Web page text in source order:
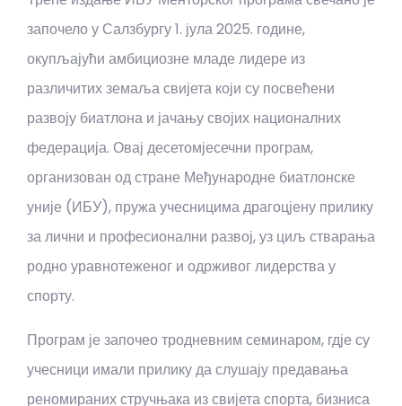
започело у Салзбургу 1. јула 2025. године,
окупљајући амбициозне младе лидере из
различитих земаља свијета који су посвећени
развоју биатлона и јачању својих националних
федерација. Овај десетомјесечни програм,
организован од стране Међународне биатлонске
уније (ИБУ), пружа учесницима драгоцјену прилику
за лични и професионални развој, уз циљ стварања
родно уравнотеженог и одрживог лидерства у
спорту.
Програм је започео тродневним семинаром, гдје су
учесници имали прилику да слушају предавања
реномираних стручњака из свијета спорта, бизниса